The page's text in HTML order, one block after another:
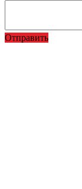
Отправить